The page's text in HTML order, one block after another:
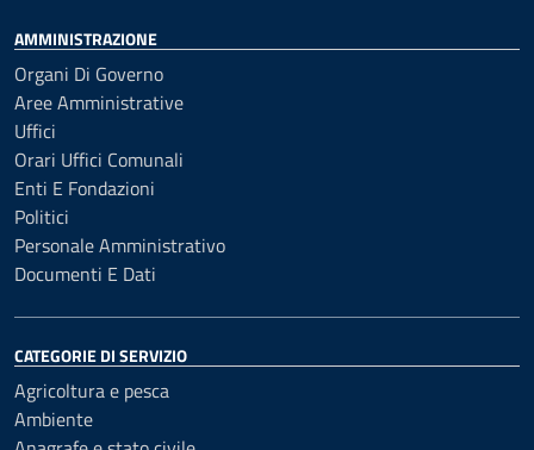
AMMINISTRAZIONE
Organi Di Governo
Aree Amministrative
Uffici
Orari Uffici Comunali
Enti E Fondazioni
Politici
Personale Amministrativo
Documenti E Dati
CATEGORIE DI SERVIZIO
Agricoltura e pesca
Ambiente